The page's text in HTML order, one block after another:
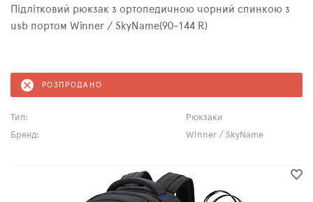
Підлітковий рюкзак з ортопедичною чорний спинкою з
usb портом Winner / SkyName(90-144 R)
РОЗПРОДАНО
Тип:
Рюкзаки
Бренд:
Winner / SkyName